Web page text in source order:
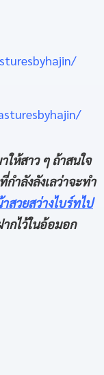
ห้สาว ๆ ถ้าสนใจ
ำลังลังเลว่าจะทำ
สวยสว่างไบร์ทไป
กไว้ในอ้อมอก